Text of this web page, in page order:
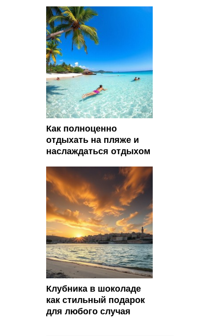
Как полноценно
отдыхать на пляже и
наслаждаться отдыхом
Клубника в шоколаде
как стильный подарок
для любого случая